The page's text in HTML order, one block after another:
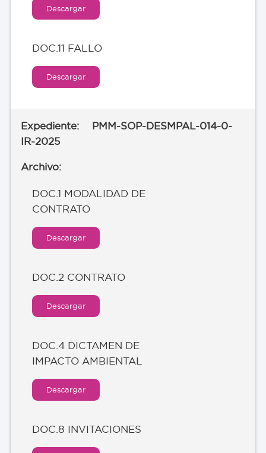
Descargar
DOC.11 FALLO
Descargar
PMM-SOP-DESMPAL-014-0-
IR-2025
DOC.1 MODALIDAD DE
CONTRATO
Descargar
DOC.2 CONTRATO
Descargar
DOC.4 DICTAMEN DE
IMPACTO AMBIENTAL
Descargar
DOC.8 INVITACIONES